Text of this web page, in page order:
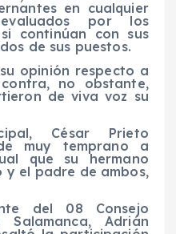
en cualquier
por los
continúan con sus
de sus puestos.
opinión respecto a
no obstante,
de viva voz su
César Prieto
muy temprano a
que su hermano
y el padre de ambos,
del 08 Consejo
Adrián